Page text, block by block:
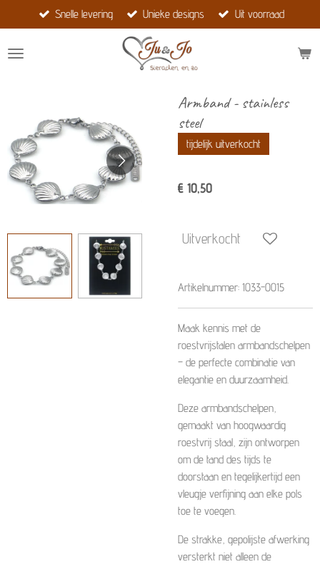
direct
naar
Snelle levering Unieke designs Uit voorraad
Armband - stainless
steel
tijdelijk uitverkocht
€ 10,50
Uitverkocht
Artikelnummer: 1033-0015
Maak kennis met de
roestvrijstalen armbandschelpen
– de perfecte combinatie van
elegantie en duurzaamheid.
Deze armbandschelpen,
gemaakt van hoogwaardig
roestvrij staal, zijn ontworpen
om de tand des tijds te
doorstaan ​​en tegelijkertijd een
vleugje verfijning aan elke pols
toe te voegen.
De strakke, gepolijste afwerking
versterkt niet alleen de